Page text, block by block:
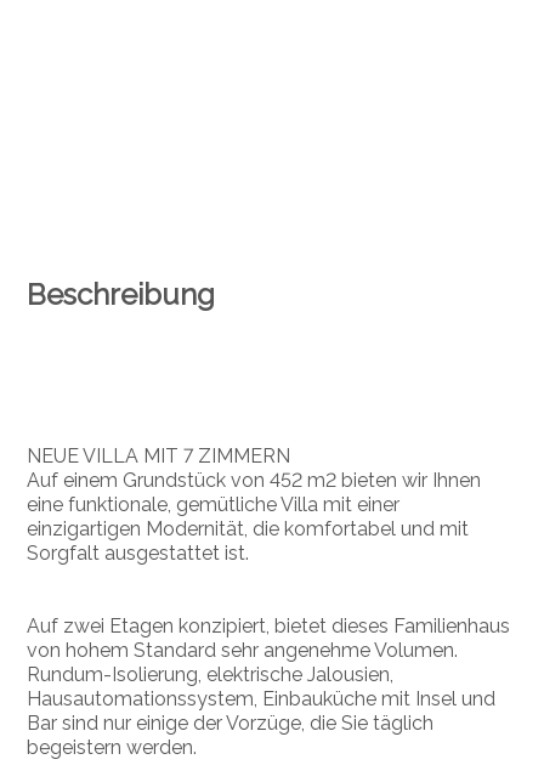
Beschreibung
NEUE VILLA MIT 7 ZIMMERN
Auf einem Grundstück von 452 m2 bieten wir Ihnen
eine funktionale, gemütliche Villa mit einer
einzigartigen Modernität, die komfortabel und mit
Sorgfalt ausgestattet ist.
Auf zwei Etagen konzipiert, bietet dieses Familienhaus
von hohem Standard sehr angenehme Volumen.
Rundum-Isolierung, elektrische Jalousien,
Hausautomationssystem, Einbauküche mit Insel und
Bar sind nur einige der Vorzüge, die Sie täglich
begeistern werden.